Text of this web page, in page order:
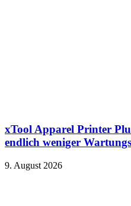
xTool Apparel Printer
endlich weniger
9. August 2026